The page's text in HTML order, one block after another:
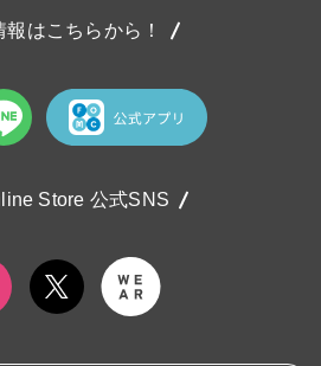
報はこちらから！
Store 公式SNS